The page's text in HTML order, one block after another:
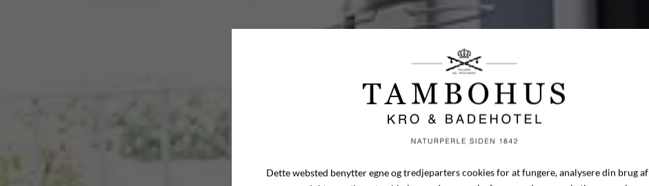
Dette websted benytter egne og tredjeparters cookies for at fungere, analysere din brug af